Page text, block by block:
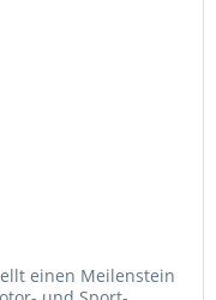
einen Meilenstein